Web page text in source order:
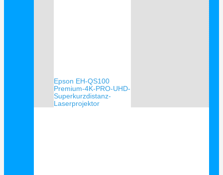
Epson EH-QS100
Premium-4K-PRO-UHD-
Superkurzdistanz-
Laserprojektor